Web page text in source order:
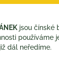
jsou čínské
používáme
dál neředíme.